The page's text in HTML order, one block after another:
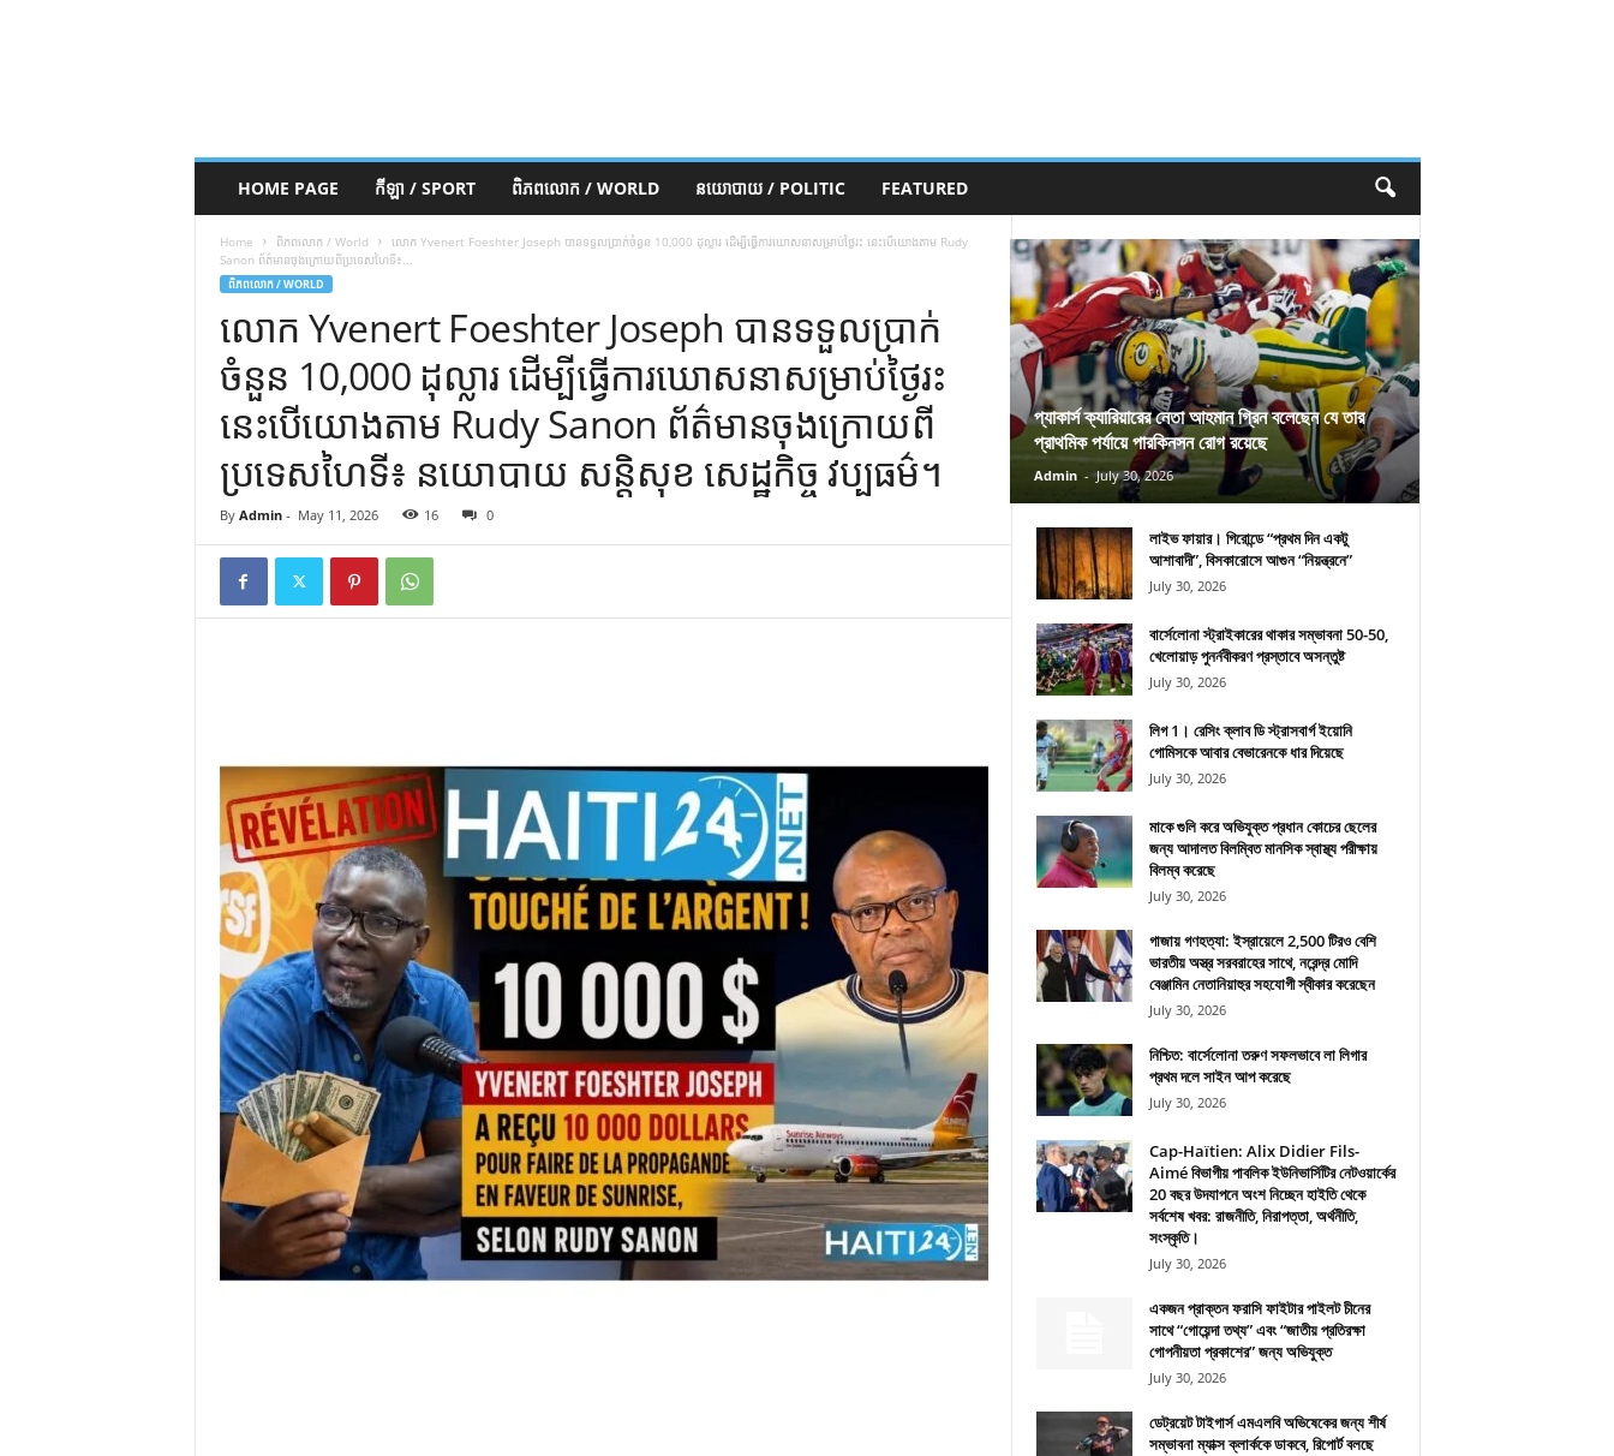
HOME PAGE កីឡា / SPORT ពិភពលោក / WORLD នយោបាយ / POLITIC FEATURED
Home ពិភពលោក / World
លោក Yvenert Foeshter Joseph បានទទួលប្រាក់ចំនួន 10,000 ដុល្លារ ដើម្បីធ្វើការឃោសនាសម្រាប់ថ្ងៃរះ នេះបើយោងតាម ​​Rudy
Sanon ព័ត៌មានចុងក្រោយពីប្រទេសហៃទី៖...
ពិភពលោក / WORLD
លោក Yvenert Foeshter Joseph បានទទួលប្រាក់
ចំនួន 10,000 ដុល្លារ ដើម្បីធ្វើការឃោសនាសម្រាប់ថ្ងៃរះ
នេះបើយោងតាម ​​Rudy Sanon ព័ត៌មានចុងក្រោយពី
ប្រទេសហៃទី៖ នយោបាយ សន្តិសុខ សេដ្ឋកិច្ច វប្បធម៌។
By Admin- May 11, 2026 16 0
প্যাকার্স ক্যারিয়ারের নেতা আহমান গ্রিন বলেছেন যে তার
প্রাথমিক পর্যায়ে পারকিনসন রোগ রয়েছে
Admin - July 30, 2026
লাইভ ফায়ার। গিরোন্ডে “প্রথম দিন একটু
আশাবাদী”, বিসকারোসে আগুন “নিয়ন্ত্রনে”
July 30, 2026
বার্সেলোনা স্ট্রাইকারের থাকার সম্ভাবনা 50-50,
খেলোয়াড় পুনর্নবীকরণ প্রস্তাবে অসন্তুষ্ট
July 30, 2026
লিগ 1। রেসিং ক্লাব ডি স্ট্রাসবার্গ ইয়োনি
গোমিসকে আবার বেভারেনকে ধার দিয়েছে
July 30, 2026
মাকে গুলি করে অভিযুক্ত প্রধান কোচের ছেলের
জন্য আদালত বিলম্বিত মানসিক স্বাস্থ্য পরীক্ষায়
বিলম্ব করেছে
July 30, 2026
গাজায় গণহত্যা: ইস্রায়েলে 2,500 টিরও বেশি
ভারতীয় অস্ত্র সরবরাহের সাথে, নরেন্দ্র মোদি
বেঞ্জামিন নেতানিয়াহুর সহযোগী স্বীকার করেছেন
July 30, 2026
নিশ্চিত: বার্সেলোনা তরুণ সফলভাবে লা লিগার
প্রথম দলে সাইন আপ করেছে
July 30, 2026
Cap-Haïtien: Alix Didier Fils-
Aimé বিভাগীয় পাবলিক ইউনিভার্সিটির নেটওয়ার্কের
20 বছর উদযাপনে অংশ নিচ্ছেন হাইতি থেকে
সর্বশেষ খবর: রাজনীতি, নিরাপত্তা, অর্থনীতি,
সংস্কৃতি।
July 30, 2026
একজন প্রাক্তন ফরাসি ফাইটার পাইলট চীনের
সাথে “গোয়েন্দা তথ্য” এবং “জাতীয় প্রতিরক্ষা
গোপনীয়তা প্রকাশের” জন্য অভিযুক্ত
July 30, 2026
ডেট্রয়েট টাইগার্স এমএলবি অভিষেকের জন্য শীর্ষ
সম্ভাবনা ম্যাক্স ক্লার্ককে ডাকবে, রিপোর্ট বলছে